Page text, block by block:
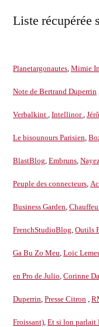
Liste récupérée
Planetargonautes,Mimie
Note de Bertrand Duperrin
Verbalkint,Intellinor,
Le bisounours Parisien,
BlastBlog,Embruns,
Peuple des connecteurs,
Business Garden,
FrenchStudioBlog,Outils
Ga Bu Zo Meu,Loic
en Pro de Julio,Corinne
Duperrin,Presse Citron,
Froissant),Et si lon